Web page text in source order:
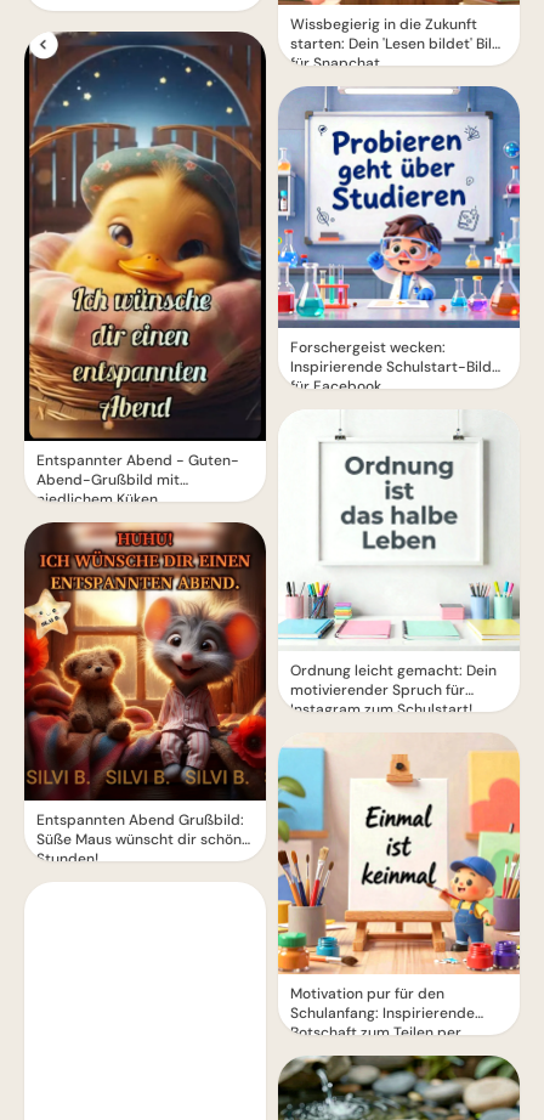
Entspannter Abend - Guten-
Abend-Grußbild mit
niedlichem Küken
Entspannten Abend Grußbild:
Süße Maus wünscht dir schöne
Stunden!
Wissbegierig in die Zukunft
starten: Dein 'Lesen bildet' Bild
für Snapchat
Forschergeist wecken:
Inspirierende Schulstart-Bilder
für Facebook
Ordnung leicht gemacht: Dein
motivierender Spruch für
Instagram zum Schulstart!
Motivation pur für den
Schulanfang: Inspirierende
Botschaft zum Teilen per
WhatsApp!